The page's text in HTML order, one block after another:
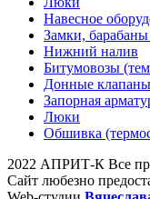
Навесное
Замки, барабаны
Нижний налив
Битумовозы
Донные клапаны
Запорная
Люки
Обшивка
2022 АПРИТ-К Все
Сайт любезно